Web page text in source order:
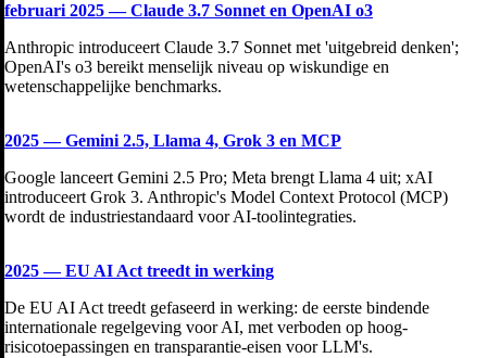
februari 2025—Claude 3.7 Sonnet en OpenAI o3
Anthropic introduceert Claude 3.7 Sonnet met 'uitgebreid denken';
OpenAI's o3 bereikt menselijk niveau op wiskundige en
wetenschappelijke benchmarks.
2025—Gemini 2.5, Llama 4, Grok 3 en MCP
Google lanceert Gemini 2.5 Pro; Meta brengt Llama 4 uit; xAI
introduceert Grok 3. Anthropic's Model Context Protocol (MCP)
wordt de industriestandaard voor AI-toolintegraties.
2025—EU AI Act treedt in werking
De EU AI Act treedt gefaseerd in werking: de eerste bindende
internationale regelgeving voor AI, met verboden op hoog-
risicotoepassingen en transparantie-eisen voor LLM's.